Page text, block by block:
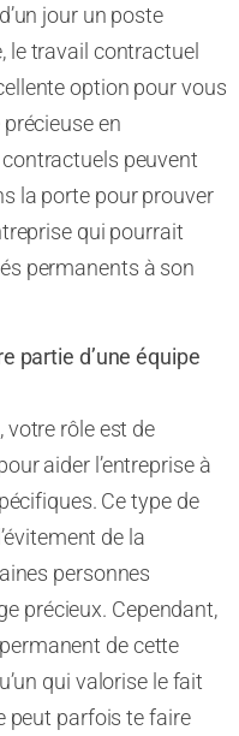
jour un poste
le travail contractuel
option pour vous
en
peuvent
la porte pour prouver
qui pourrait
permanents à son
partie d’une équipe
votre rôle est de
aider l’entreprise à
Ce type de
de la
personnes
précieux. Cependant,
de cette
qui valorise le fait
peut parfois te faire